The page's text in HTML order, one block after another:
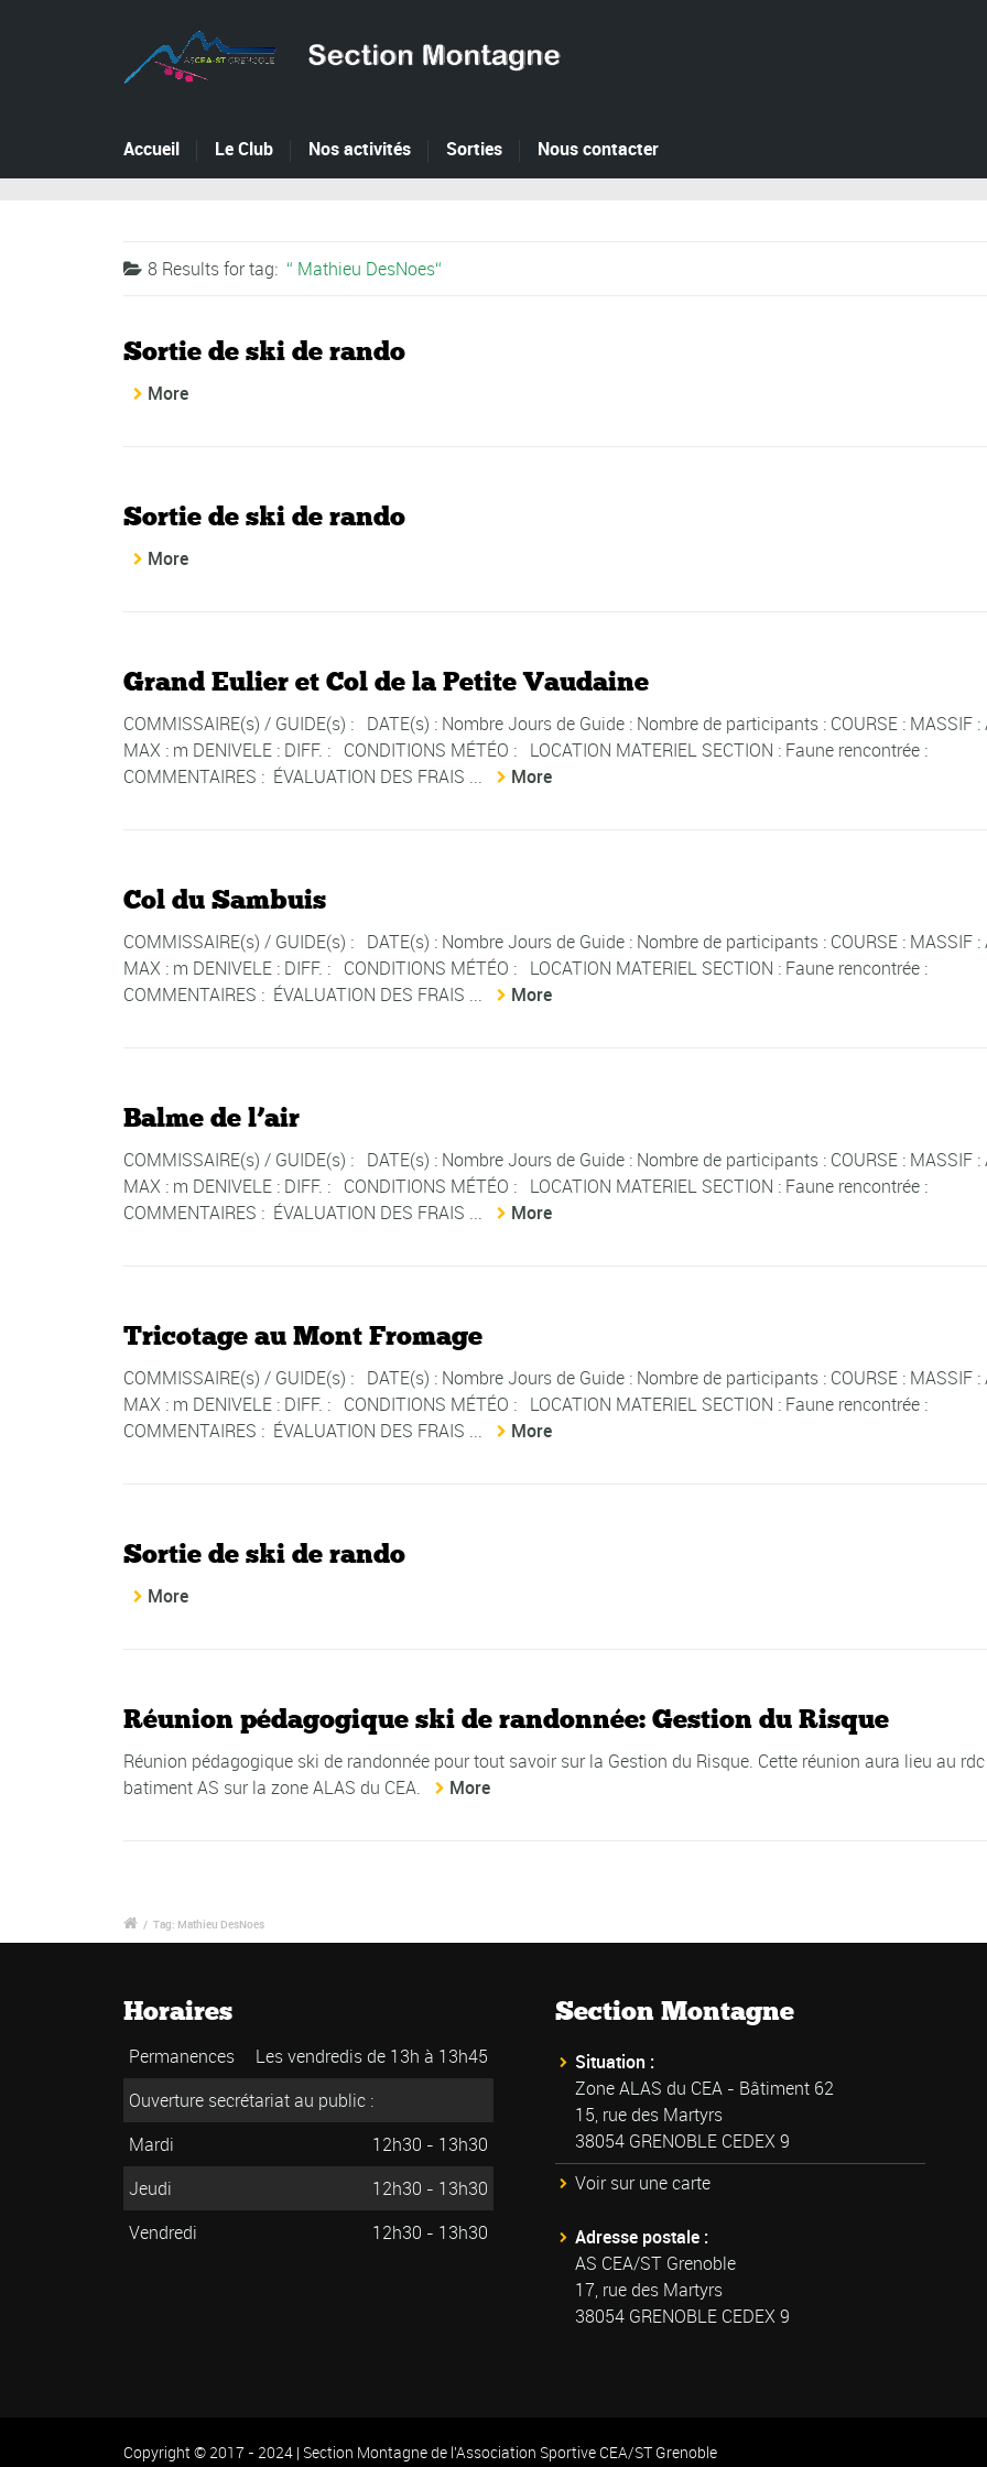
Accueil Le Club Nos activités Sorties Nous contacter
8 Results fortag: Mathieu DesNoes
Sortie de ski de rando
More
Sortie de ski de rando
More
Grand Eulier et Col de la Petite Vaudaine
COMMISSAIRE(s) / GUIDE(s) : DATE(s) : Nombre Jours de Guide : Nombre de participants : COURSE : MASSIF :
MAX : m DENIVELE : DIFF. : CONDITIONS MÉTÉO : LOCATION MATERIEL SECTION : Faune rencontrée :
COMMENTAIRES : ÉVALUATION DES FRAIS ...
More
Col du Sambuis
COMMISSAIRE(s) / GUIDE(s) : DATE(s) : Nombre Jours de Guide : Nombre de participants : COURSE : MASSIF :
MAX : m DENIVELE : DIFF. : CONDITIONS MÉTÉO : LOCATION MATERIEL SECTION : Faune rencontrée :
COMMENTAIRES : ÉVALUATION DES FRAIS ...
More
Balme de l’air
COMMISSAIRE(s) / GUIDE(s) : DATE(s) : Nombre Jours de Guide : Nombre de participants : COURSE : MASSIF :
MAX : m DENIVELE : DIFF. : CONDITIONS MÉTÉO : LOCATION MATERIEL SECTION : Faune rencontrée :
COMMENTAIRES : ÉVALUATION DES FRAIS ...
More
Tricotage au Mont Fromage
COMMISSAIRE(s) / GUIDE(s) : DATE(s) : Nombre Jours de Guide : Nombre de participants : COURSE : MASSIF :
MAX : m DENIVELE : DIFF. : CONDITIONS MÉTÉO : LOCATION MATERIEL SECTION : Faune rencontrée :
COMMENTAIRES : ÉVALUATION DES FRAIS ...
More
Sortie de ski de rando
More
Réunion pédagogique ski de randonnée: Gestion du Risque
Réunion pédagogique ski de randonnée pour tout savoir sur la Gestion du Risque. Cette réunion aura lieu au
batiment AS sur la zone ALAS du CEA.
More
/ Tag: Mathieu DesNoes
Horaires
Permanences
Les vendredis de 13h à 13h45
Ouverture secrétariat au public :
Mardi
12h30 - 13h30
Jeudi
12h30 - 13h30
Vendredi
12h30 - 13h30
Section Montagne
Situation :
Zone ALAS du CEA - Bâtiment 62
15, rue des Martyrs
38054 GRENOBLE CEDEX 9
Voir sur une carte
Adresse postale :
AS CEA/ST Grenoble
17, rue des Martyrs
38054 GRENOBLE CEDEX 9
Copyright © 2017 - 2024 | Section Montagne de l'Association Sportive CEA/ST Grenoble